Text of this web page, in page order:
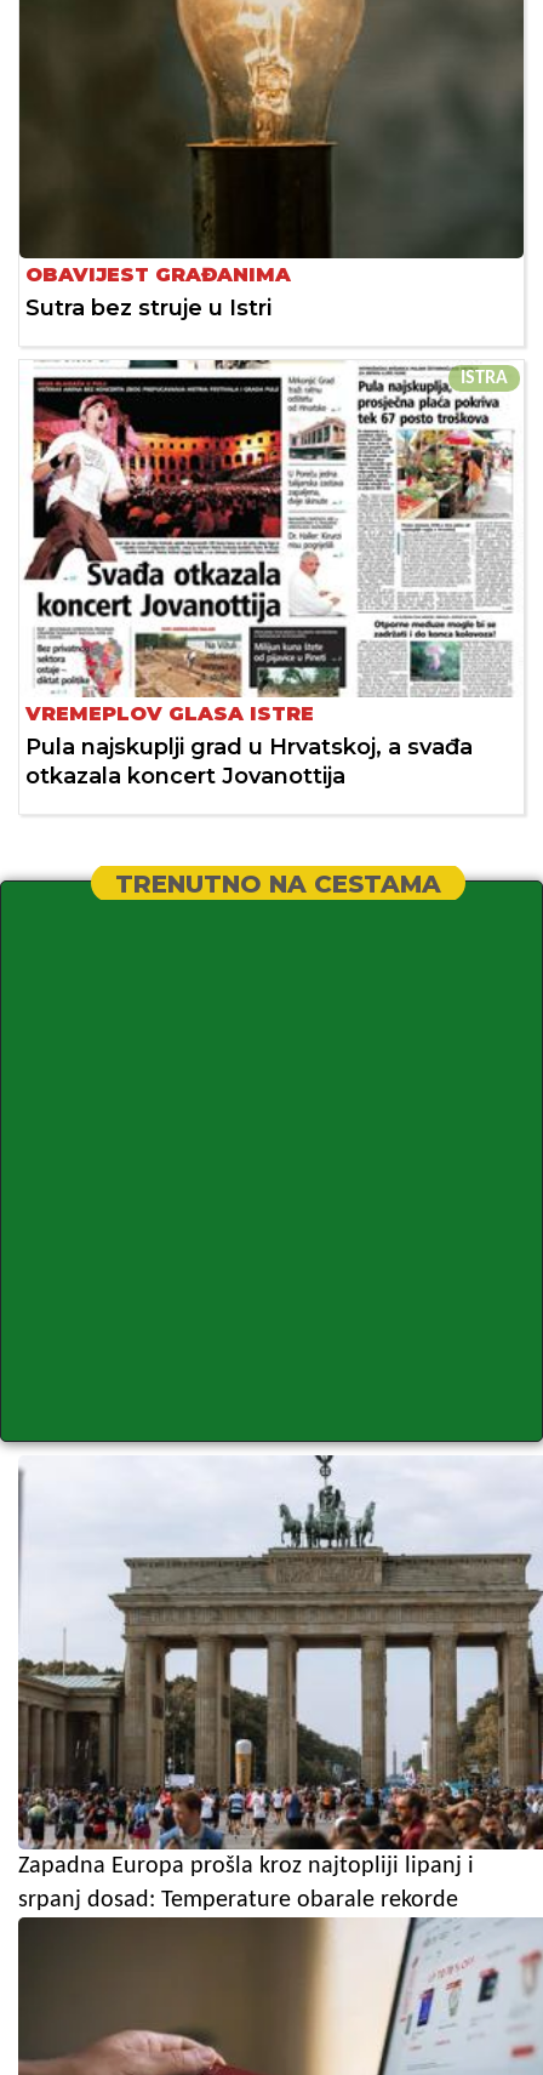
OBAVIJEST GRAĐANIMA
Sutra bez struje u Istri
ISTRA
VREMEPLOV GLASA ISTRE
Pula najskuplji grad u Hrvatskoj, a svađa
otkazala koncert Jovanottija
TRENUTNO NA CESTAMA
Zapadna Europa prošla kroz najtopliji lipanj i
srpanj dosad: Temperature obarale rekorde